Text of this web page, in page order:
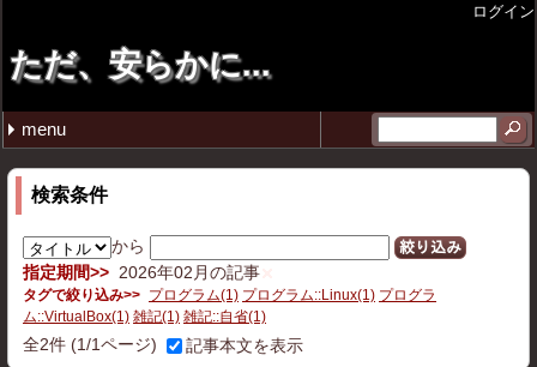
ログイン
ただ、安らかに...
menu
最近の記事
tmuxで垂直ペインを後から追加したい
週報 26年4月第4週目
週報 26年4月第3週目
週報 26年4月第2週目
週報 26年3月第4週目
月別の記事リスト
2026年 (20)
2026年07月 (1)
2026年04月 (3)
2026年03月 (6)
2026年02月 (2)
2026年01月 (8)
2025年 (27)
2025年12月 (5)
2025年11月 (2)
2025年10月 (3)
2025年09月 (3)
2025年08月 (5)
2025年03月 (2)
2025年02月 (4)
2025年01月 (3)
2024年 (12)
2024年12月 (8)
2024年11月 (2)
2024年08月 (1)
2024年02月 (1)
2023年 (1)
2023年12月 (1)
2022年 (2)
2022年11月 (1)
2022年10月 (1)
2020年 (1)
2020年12月 (1)
タグ雑記 (42)
自省 (12)
プログラム (12)
C++ (5)
11 (5)
VirtualBox (1)
Linux (2)
tmux (1)
ゲーム (5)
スマブラSP (1)
スプラトゥーン3 (1)
ストリートファイター6 (3)
コミックマーケット (4)
その他 (2)
仕事 (1)
ガジェット (3)
ソフトウェア (2)
GIT (2)
無印良品 (1)
イラスト (4)
ポエム (1)
圏論 (1)
音楽 (1)
検索条件
から 絞り込み
指定期間 2026年02月の記事
タグで絞り込み プログラム(1) プログラム::Linux(1) プログラ
ム::VirtualBox(1) 雑記(1) 雑記::自省(1)
全2件 (1/1ページ) 記事本文を表示